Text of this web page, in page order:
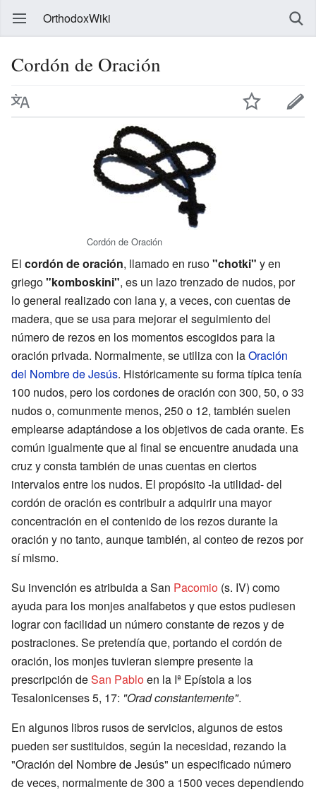
OrthodoxWiki
Cordón de Oración
Cordón de Oración
El cordón de oración, llamado en ruso"chotki" y en
griego"komboskini", es un lazo trenzado de nudos, por
lo general realizado con lana y, a veces, con cuentas de
madera, que se usa para mejorar el seguimiento del
número de rezos en los momentos escogidos para la
oración privada. Normalmente, se utiliza con laOración
del Nombre de Jesús. Históricamente su forma típica tenía
100 nudos, pero los cordones de oración con 300, 50, o 33
nudos o, comunmente menos, 250 o 12, también suelen
emplearse adaptándose a los objetivos de cada orante. Es
común igualmente que al final se encuentre anudada una
cruz y consta también de unas cuentas en ciertos
intervalos entre los nudos. El propósito -la utilidad- del
cordón de oración es contribuir a adquirir una mayor
concentración en el contenido de los rezos durante la
oración y no tanto, aunque también, al conteo de rezos por
sí mismo.
Su invención es atribuida a San Pacomio (s. IV) como
ayuda para los monjes analfabetos y que estos pudiesen
lograr con facilidad un número constante de rezos y de
postraciones. Se pretendía que, portando el cordón de
oración, los monjes tuvieran siempre presente la
prescripción deSan Pabloen la Iª Epístola a los
Tesalonicenses 5, 17: "Orad constantemente".
En algunos libros rusos de servicios, algunos de estos
pueden ser sustituidos, según la necesidad, rezando la
"Oración del Nombre de Jesús" un especificado número
de veces, normalmente de 300 a 1500 veces dependiendo